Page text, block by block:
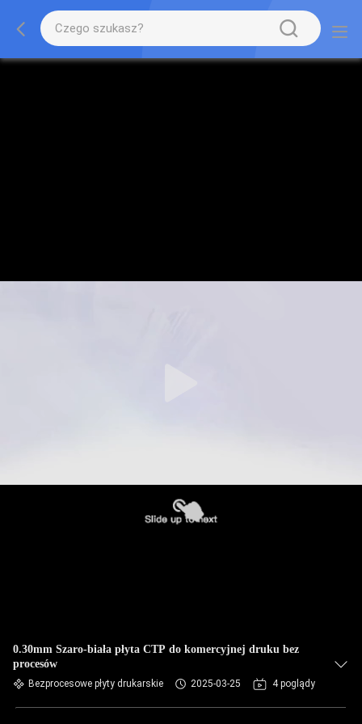
0.30mm Szaro-biała płyta CTP do komercyjnej druku bez
procesów
Bezprocesowe płyty drukarskie 2025-03-25 4 poglądy